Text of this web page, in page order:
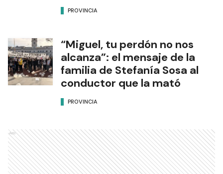
PROVINCIA
“Miguel, tu perdón no nos
alcanza”: el mensaje de la
familia de Stefanía Sosa al
conductor que la mató
PROVINCIA
Ads